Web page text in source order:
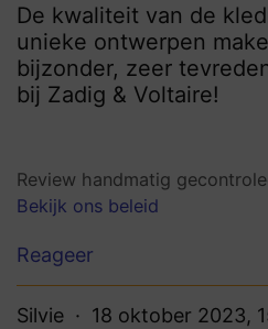
De kwaliteit van de
unieke ontwerpen
bijzonder, zeer
bij Zadig & Voltaire!
Review handmatig
Bekijk ons beleid
Reageer
Silvie 18 oktober 2023,